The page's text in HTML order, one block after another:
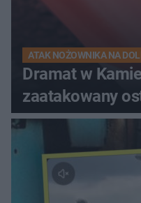
ATAK NOŻOWNIKA NA
Dramat w
zaatakowany